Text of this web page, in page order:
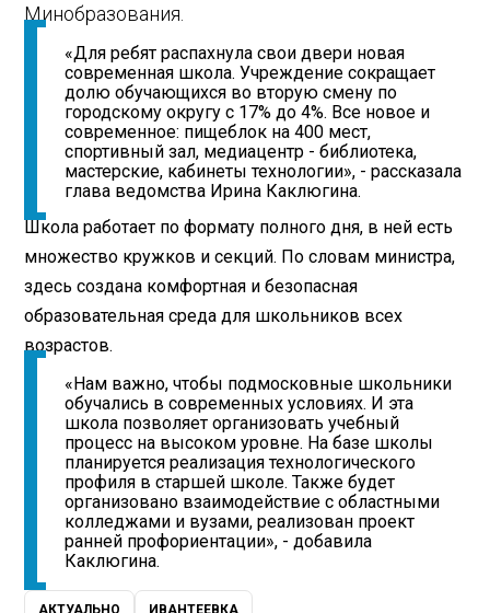
Минобразования.
«Для ребят распахнула свои двери новая
современная школа. Учреждение сокращает
долю обучающихся во вторую смену по
городскому округу с 17% до 4%. Все новое и
современное: пищеблок на 400 мест,
спортивный зал, медиацентр - библиотека,
мастерские, кабинеты технологии», - рассказала
глава ведомства Ирина Каклюгина.
Школа работает по формату полного дня, в ней есть
множество кружков и секций. По словам министра,
здесь создана комфортная и безопасная
образовательная среда для школьников всех
возрастов.
«Нам важно, чтобы подмосковные школьники
обучались в современных условиях. И эта
школа позволяет организовать учебный
процесс на высоком уровне. На базе школы
планируется реализация технологического
профиля в старшей школе. Также будет
организовано взаимодействие с областными
колледжами и вузами, реализован проект
ранней профориентации», - добавила
Каклюгина.